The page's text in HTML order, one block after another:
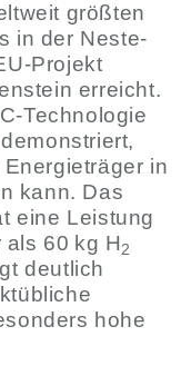
größten
in der Neste-
Projekt
erreicht.
Technologie
in
kann. Das
eine Leistung
60 kg H2
deutlich
hohe